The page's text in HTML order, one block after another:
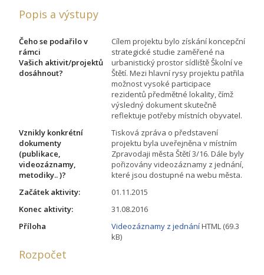
Popis a výstupy
Čeho se podařilo v
rámci
Vašich aktivit/projektů
dosáhnout?
Cílem projektu bylo získání koncepční
strategické studie zaměřené na
urbanistický prostor sídliště Školní ve
Štětí. Mezi hlavní rysy projektu patřila
možnost vysoké participace
rezidentů předmětné lokality, čímž
výsledný dokument skutečně
reflektuje potřeby místních obyvatel.
Vznikly konkrétní
dokumenty
(publikace,
videozáznamy,
metodiky.. )?
Tisková zpráva o představení
projektu byla uveřejněna v místním
Zpravodaji města Štětí 3/16. Dále byly
pořizovány videozáznamy z jednání,
které jsou dostupné na webu města.
Začátek aktivity:
01.11.2015
Konec aktivity:
31.08.2016
Příloha
Videozáznamy z jednáníHTML (69.3
kB)
Rozpočet